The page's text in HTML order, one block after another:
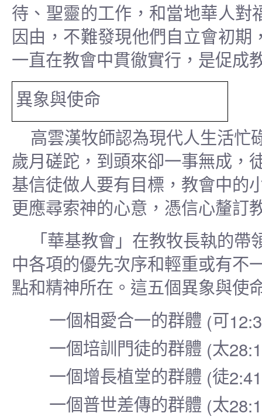
待、聖靈的工作，和當地華人對
因由，不難發現他們自立會初
一直在教會中貫徹實行，是促成
異象與使命
高雲漢牧師認為現代人生活忙
歲月磋跎，到頭來卻一事無成，
基信徒做人要有目標，教會中的
更應尋索神的心意，憑信心釐訂
「華基教會」在教牧長執的
中各項的優先次序和輕重或有不
點和精神所在。這五個異象與使
一個相愛合一的群體 (可
一個培訓門徒的群體 (太
一個增長植堂的群體 (徒
一個普世差傳的群體 (太